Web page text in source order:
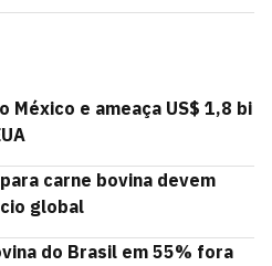
México e ameaça US$ 1,8 bi
carne bovina devem
global
do Brasil em 55% fora